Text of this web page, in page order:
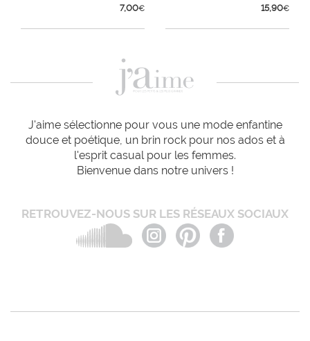
7,00€ 15,90€
J'aime sélectionne pour vous une mode enfantine
douce et poétique, un brin rock pour nos ados et à
l'esprit casual pour les femmes.
Bienvenue dans notre univers !
RETROUVEZ-NOUS SUR LES RÉSEAUX SOCIAUX